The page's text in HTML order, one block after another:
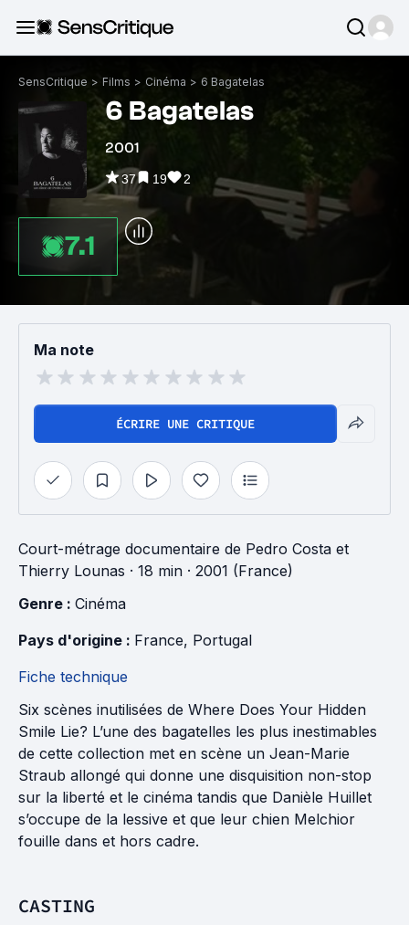
SensCritique > Films > Cinéma > 6 Bagatelas
6 Bagatelas
2001
37 19 2
7.1
Ma note
ÉCRIRE UNE CRITIQUE
Court-métrage documentaire de Pedro Costa et
Thierry Lounas · 18 min · 2001 (France)
Genre : Cinéma
Pays d'origine : France, Portugal
Fiche technique
Six scènes inutilisées de Where Does Your Hidden
Smile Lie? L’une des bagatelles les plus inestimables
de cette collection met en scène un Jean-Marie
Straub allongé qui donne une disquisition non-stop
sur la liberté et le cinéma tandis que Danièle Huillet
s’occupe de la lessive et que leur chien Melchior
fouille dans et hors cadre.
CASTING